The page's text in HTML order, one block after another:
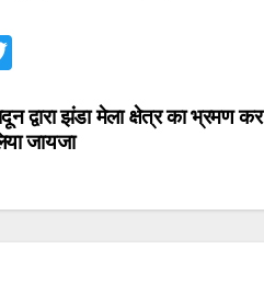
itt
er
द्वारा झंडा मेला क्षेत्र का भ्रमण कर
जायजा